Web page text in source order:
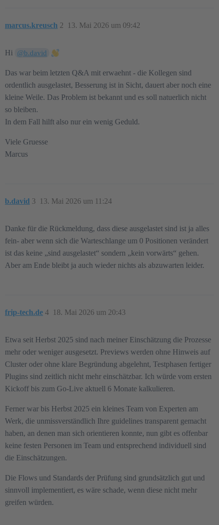
marcus.kreusch 13. Mai 2026 um 09:42
2
Hi @b.david
Das war beim letzten Q&A mit erwaehnt - die Kollegen sind
ordentlich ausgelastet, Besserung ist in Sicht, dauert aber noch eine
kleine Weile. Das Problem ist bekannt und es soll natuerlich nicht
so bleiben.
In dem Fall hilft also nur ein wenig Geduld.
Viele Gruesse
Marcus
b.david 13. Mai 2026 um 11:24
3
Danke für die Rückmeldung, dass diese ausgelastet sind ist ja alles
fein- aber wenn sich die Warteschlange um 0 Positionen verändert
ist das keine „sind ausgelastet“ sondern „kein vorwärts“ gehen.
Aber am Ende bleibt ja auch wieder nichts als abzuwarten leider.
frip-tech.de 18. Mai 2026 um 20:43
4
Etwa seit Herbst 2025 sind nach meiner Einschätzung die Prozesse
mehr oder weniger ausgesetzt. Previews werden ohne Hinweis auf
Cluster oder ohne klare Begründung abgelehnt, Testphasen fertiger
Plugins sind zeitlich nicht mehr einschätzbar. Ich würde vom ersten
Kickoff bis zum Go-Live aktuell 6 Monate kalkulieren.
Ferner war bis Herbst 2025 ein kleines Team von Experten am
Werk, die unmissverständlich Ihre guidelines transparent gemacht
haben, an denen man sich orientieren konnte, nun gibt es offenbar
keine festen Personen im Team und entsprechend individuell sind
die Einschätzungen.
Die Flows und Standards der Prüfung sind grundsätzlich gut und
sinnvoll implementiert, es wäre schade, wenn diese nicht mehr
greifen würden.